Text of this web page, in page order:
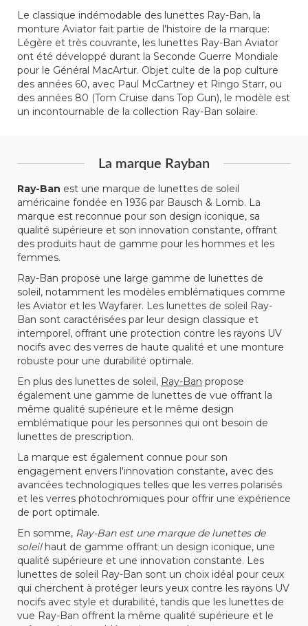
Le classique indémodable des lunettes Ray-Ban, la
monture Aviator fait partie de l'histoire de la marque:
Légère et très couvrante, les lunettes Ray-Ban Aviator
ont été développé durant la Seconde Guerre Mondiale
pour le Général MacArtur. Objet culte de la pop culture
des années 60, avec Paul McCartney et Ringo Starr, ou
des années 80 (Tom Cruise dans Top Gun), le modèle est
un incontournable de la collection Ray-Ban solaire.
La marque Rayban
Ray-Ban est une marque de lunettes de soleil
américaine fondée en 1936 par Bausch & Lomb. La
marque est reconnue pour son design iconique, sa
qualité supérieure et son innovation constante, offrant
des produits haut de gamme pour les hommes et les
femmes.
Ray-Ban propose une large gamme de lunettes de
soleil, notamment les modèles emblématiques comme
les Aviator et les Wayfarer. Les lunettes de soleil Ray-
Ban sont caractérisées par leur design classique et
intemporel, offrant une protection contre les rayons UV
nocifs avec des verres de haute qualité et une monture
robuste pour une durabilité optimale.
En plus des lunettes de soleil, Ray-Ban propose
également une gamme de lunettes de vue offrant la
même qualité supérieure et le même design
emblématique pour les personnes qui ont besoin de
lunettes de prescription.
La marque est également connue pour son
engagement envers l'innovation constante, avec des
avancées technologiques telles que les verres polarisés
et les verres photochromiques pour offrir une expérience
de port optimale.
En somme, Ray-Ban est une marque de lunettes de
soleilhaut de gamme offrant un design iconique, une
qualité supérieure et une innovation constante. Les
lunettes de soleil Ray-Ban sont un choix idéal pour ceux
qui cherchent à protéger leurs yeux contre les rayons UV
nocifs avec style et durabilité, tandis que les lunettes de
vue Ray-Ban offrent la même qualité supérieure et le